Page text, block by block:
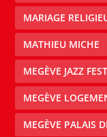
MARIAGE
MATHIEU MICHE
MEGÈVE JAZZ
MEGÈVE
MEGÈVE PALAIS